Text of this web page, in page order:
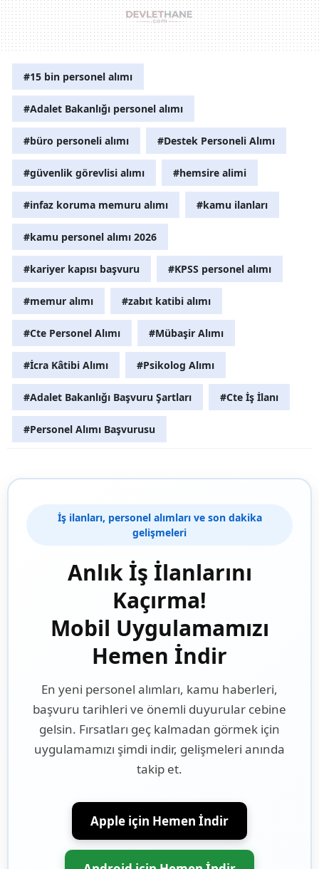
#15 bin personel alımı
#Adalet Bakanlığı personel alımı
#büro personeli alımı #Destek Personeli Alımı
#güvenlik görevlisi alımı #hemsire alimi
#infaz koruma memuru alımı #kamu ilanları
#kamu personel alımı 2026
#kariyer kapısı başvuru #KPSS personel alımı
#memur alımı #zabıt katibi alımı
#Cte Personel Alımı #Mübaşir Alımı
#İcra Kâtibi Alımı #Psikolog Alımı
#Adalet Bakanlığı Başvuru Şartları #Cte İş İlanı
#Personel Alımı Başvurusu
İş ilanları, personel alımları ve son dakika
gelişmeleri
Anlık İş İlanlarını
Kaçırma!
Mobil Uygulamamızı
Hemen İndir
En yeni personel alımları, kamu haberleri,
başvuru tarihleri ve önemli duyurular cebine
gelsin. Fırsatları geç kalmadan görmek için
uygulamamızı şimdi indir, gelişmeleri anında
takip et.
Apple için Hemen İndir